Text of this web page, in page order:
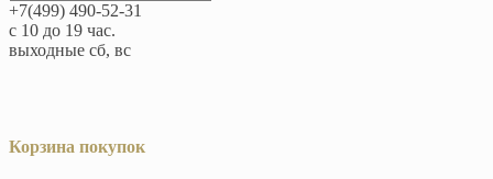
+7(499) 490-52-31
с 10 до 19 час.
выходные сб, вс
Корзина покупок